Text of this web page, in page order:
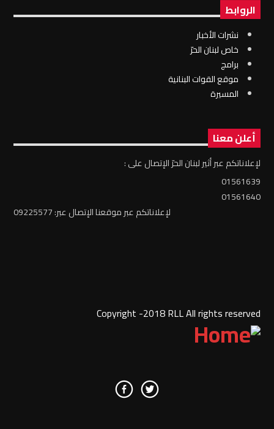
الروابط
نشرات الأخبار
خاص لبنان الحرّ
برامج
موقع القوات البنانية
المسيرة
أعلن معنا
لإعلاناتكم عبر أثير لبنان الحرّ الإتصال على :
01561639
01561640
لإعلاناتكم عبر موقعنا الإتصال عبر: 09225577
Copyright -2018 RLL All rights reserved